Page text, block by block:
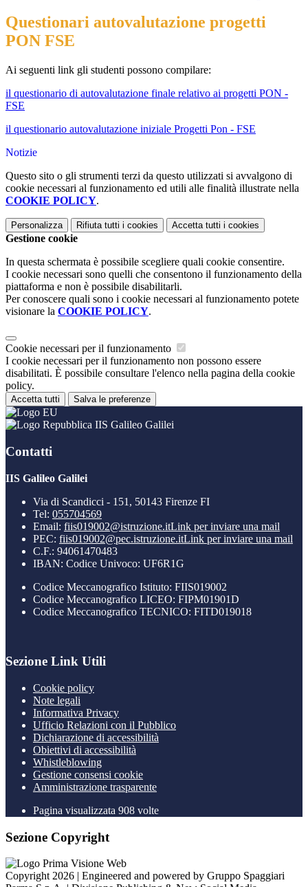
Questionari autovalutazione progetti
PON FSE
Ai seguenti link gli studenti possono compilare:
il questionario di autovalutazione finale relativo ai progetti PON -
FSE
il questionario autovalutazione iniziale Progetti Pon - FSE
Notizie
Questo sito o gli strumenti terzi da questo utilizzati si avvalgono di
cookie necessari al funzionamento ed utili alle finalità illustrate nella
COOKIE POLICY.
Personalizza Rifiuta tutti i cookies Accetta tutti i cookies
Gestione cookie
In questa schermata è possibile scegliere quali cookie consentire.
I cookie necessari sono quelli che consentono il funzionamento della
piattaforma e non è possibile disabilitarli.
Per conoscere quali sono i cookie necessari al funzionamento potete
visionare la COOKIE POLICY.
Cookie necessari per il funzionamento
I cookie necessari per il funzionamento non possono essere
disabilitati. È possibile consultare l'elenco nella pagina della cookie
policy.
Accetta tutti Salva le preferenze
IIS Galileo Galilei
Contatti
IIS Galileo Galilei
Via di Scandicci - 151, 50143 Firenze FI
Tel: 055704569
Email: fiis019002@istruzione.itLink per inviare una mail
PEC: fiis019002@pec.istruzione.itLink per inviare una mail
C.F.: 94061470483
IBAN: Codice Univoco: UF6R1G
Codice Meccanografico Istituto: FIIS019002
Codice Meccanografico LICEO: FIPM01901D
Codice Meccanografico TECNICO: FITD019018
Sezione Link Utili
Cookie policy
Note legali
Informativa Privacy
Ufficio Relazioni con il Pubblico
Dichiarazione di accessibilità
Obiettivi di accessibilità
Whistleblowing
Gestione consensi cookie
Amministrazione trasparente
Pagina visualizzata 908 volte
Sezione Copyright
Copyright 2026 | Engineered and powered by Gruppo Spaggiari